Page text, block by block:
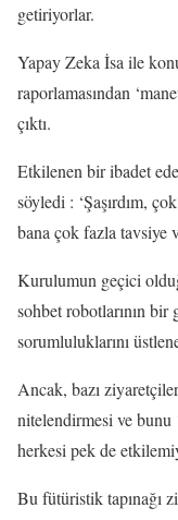
getiriyorlar.
Yapay Zeka İsa ile
raporlamasından
çıktı.
Etkilenen bir ibadet
söyledi : ‘Şaşırdım,
bana çok fazla tavsiye
Kurulumun geçici
sohbet robotlarının bir
sorumluluklarını
Ancak, bazı
nitelendirmesi ve bunu
herkesi pek de
Bu fütüristik tapınağı